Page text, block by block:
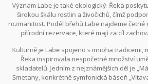
přístav v Hamburku na ústí Labe do
největších a nejdůležitějších přístavů v
strategický význam této řeky na
Význam Labe je také ekologický. Řeka
širokou škálu rostlin a živočichů, čímž
rozmanitost. Podél břehů Labe najdeme četné
přírodní rezervace, které mají za cíl
vody pro tento ekosystém, ale také důležitým
klimatickým změnám, protože mokřady a lesy
jako přirozené pohlcovatele
Kulturně je Labe spojeno s mnoha tradicemi,
Řeka inspirovala nespočetné množství
skladatelů. Jedním z nejznámějších děl je
Smetany, konkrétně symfonická báseň